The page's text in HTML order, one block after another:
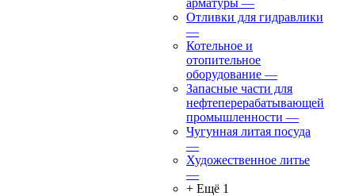
арматуры —
Отливки для гидравлики
—
Котельное и
отопительное
оборудование —
Запасные части для
нефтеперерабатывающей
промышленности —
Чугунная литая посуда
—
Художественное литье
—
+ Ещё 1